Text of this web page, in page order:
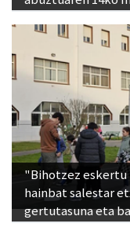
"Bihotzez eskertu
hainbat salestar
gertutasuna eta